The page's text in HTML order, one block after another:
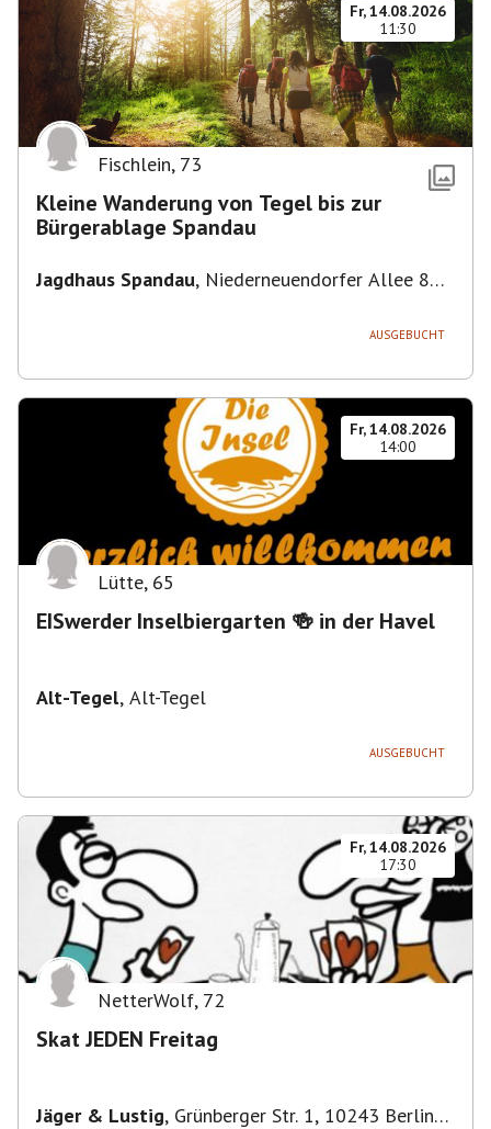
Fr, 14.08.2026
11:30
Fischlein, 73
Kleine Wanderung von Tegel bis zur
Bürgerablage Spandau
Jagdhaus Spandau, Niederneuendorfer Allee 80,
AUSGEBUCHT
Fr, 14.08.2026
14:00
Lütte, 65
EISwerder Inselbiergarten 🍻 in der Havel
Alt-Tegel, Alt-Tegel
AUSGEBUCHT
Fr, 14.08.2026
17:30
NetterWolf, 72
Skat JEDEN Freitag
Jäger & Lustig, Grünberger Str. 1, 10243 Berlin-